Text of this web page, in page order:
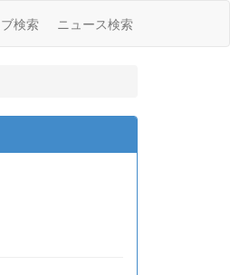
検索 ニュース検索